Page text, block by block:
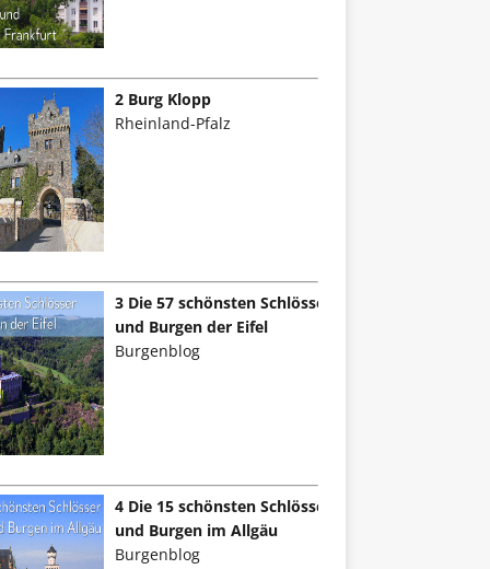
2 Burg Klopp
Rheinland-Pfalz
3 Die 57 schönsten Schlösser
und Burgen der Eifel
Burgenblog
4 Die 15 schönsten Schlösser
und Burgen im Allgäu
Burgenblog